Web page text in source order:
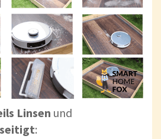
Linsen und
: